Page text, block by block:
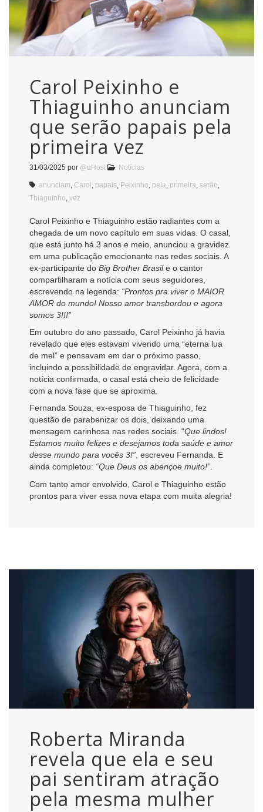
Carol Peixinho e
Thiaguinho anunciam
que serão papais pela
primeira vez
31/03/2025 por @uHost Notícias
anunciam Carol papais Peixinho pela primeira serão
Thiaguinho vez
Carol Peixinho e Thiaguinho estão radiantes com a
chegada de um novo capítulo em suas vidas. O casal,
que está junto há 3 anos e meio, anunciou a gravidez
em uma publicação emocionante nas redes sociais. A
ex-participante do Big Brother Brasile o cantor
compartilharam a notícia com seus seguidores,
escrevendo na legenda: “Prontos pra viver o MAIOR
AMOR do mundo! Nosso amor transbordou e agora
somos 3!!!”
Em outubro do ano passado, Carol Peixinho já havia
revelado que eles estavam vivendo uma “eterna lua
de mel” e pensavam em dar o próximo passo,
incluindo a possibilidade de engravidar. Agora, com a
notícia confirmada, o casal está cheio de felicidade
com a nova fase que se aproxima.
Fernanda Souza, ex-esposa de Thiaguinho, fez
questão de parabenizar os dois, deixando uma
mensagem carinhosa nas redes sociais. “Que lindos!
Estamos muito felizes e desejamos toda saúde e amor
desse mundo para vocês 3!”, escreveu Fernanda. E
ainda completou: “Que Deus os abençoe muito!”.
Com tanto amor envolvido, Carol e Thiaguinho estão
prontos para viver essa nova etapa com muita alegria!
Roberta Miranda
revela que ela e seu
pai sentiram atração
pela mesma mulher